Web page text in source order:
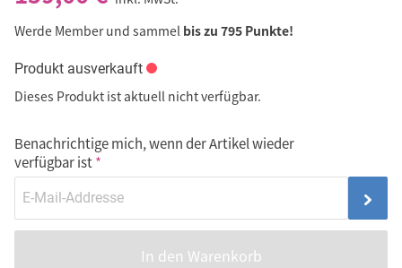
Werde Member und sammel bis zu 795 Punkte!
Produkt ausverkauft
Dieses Produkt ist aktuell nicht verfügbar.
Benachrichtige mich, wenn der Artikel wieder
verfügbar ist
In den Warenkorb